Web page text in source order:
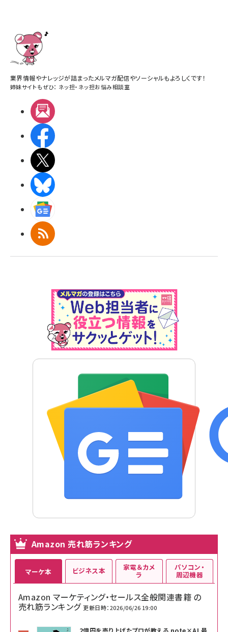
業界情報やナレッジが詰まったメルマガ配信やソーシャルもよろしくです！
姉妹サイトもぜひ： ネッ担・ ネッ担お悩み相談室
RSS
Amazon 売れ筋ランキング
マーケ本
Amazon マーケティング・セールス全般関連書籍 の
売れ筋ランキング 更新日時：2026/06/26 19:00
ビジネス本 家電＆カメ
ラ
パソコン・
周辺機器